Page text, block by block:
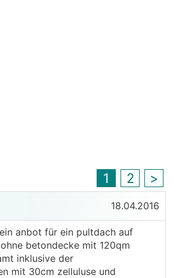
1 2 >
18.04.2016
anbot für ein pultdach auf
betondecke mit 120qm
inklusive der
mit 30cm zelluluse und